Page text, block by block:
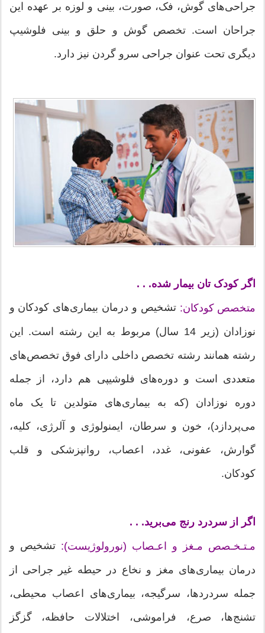
جراحی‌های گوش، فک، صورت، بینی و لوزه بر عهده این
جراحان است. تخصص گوش و حلق و بینی فلوشیپ
دیگری تحت عنوان جراحی سرو گردن نیز دارد.
اگر کودک تان بیمار شده. . .
متخصص کودکان: تشخیص و درمان بیماری‌های کودکان و
نوزادان (زیر 14 سال) مربوط به این رشته است. این
رشته همانند رشته تخصص داخلی دارای فوق تخصص‌های
متعددی است و دوره‌های فلوشیپی هم دارد، از جمله
دوره نوزادان (که به بیماری‌های متولدین تا یک ماه
می‌پردازد)، خون و سرطان، ایمنولوژی و آلرژی، کلیه،
گوارش، عفونی، غدد، اعصاب، روانپزشکی و قلب
کودکان.
اگر از سردرد رنج می‌برید. . .
مـتـخـصص مـغز و اعـصاب (نورولوژیست): تشخیص و
درمان بیماری‌های مغز و نخاع در حیطه غیر جراحی از
جمله سردردها، سرگیجه، بیماری‌های اعصاب محیطی،
تشنج‌ها، صرع، فراموشی، اختلالات حافظه، گزگز